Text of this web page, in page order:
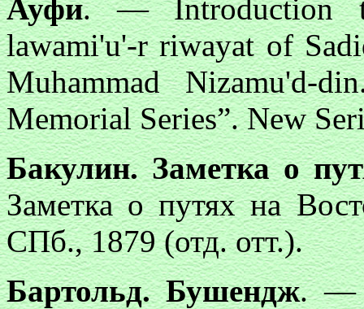
Ауфи. — Introduction
lawami'u'-r riwayat of
Muhammad
Memorial Series”. New
Бакулин. Заметка о
Заметка о путях на
СПб., 1879 (отд. отт.).
Бартольд. Бушендж. —